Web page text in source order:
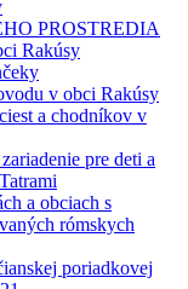
PROSTREDIA
Rakúsy
v obci Rakúsy
a chodníkov v
pre deti a
a obciach s
rómskych
poriadkovej